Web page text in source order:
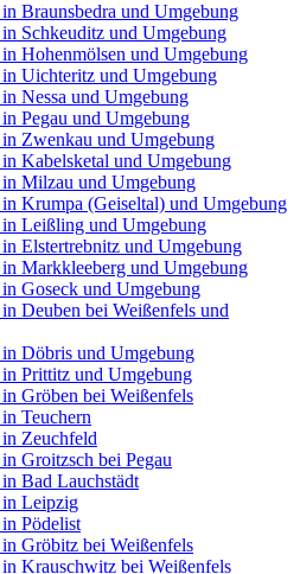
Braunsbedra und Umgebung
Schkeuditz und Umgebung
Hohenmölsen und Umgebung
Uichteritz und Umgebung
Nessa und Umgebung
Pegau und Umgebung
Zwenkau und Umgebung
Kabelsketal und Umgebung
Milzau und Umgebung
Krumpa (Geiseltal) und Umgebung
Leißling und Umgebung
Elstertrebnitz und Umgebung
Markkleeberg und Umgebung
Goseck und Umgebung
Deuben bei Weißenfels und
Döbris und Umgebung
Prittitz und Umgebung
Gröben bei Weißenfels
Teuchern
Zeuchfeld
Groitzsch bei Pegau
Bad Lauchstädt
Leipzig
Pödelist
Gröbitz bei Weißenfels
Krauschwitz bei Weißenfels